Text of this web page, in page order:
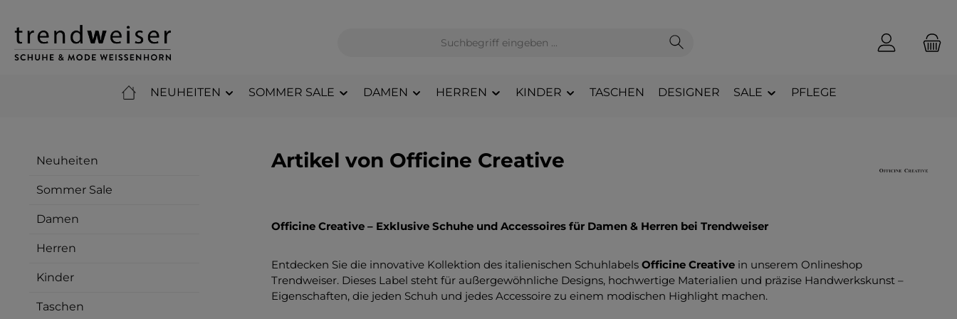
NEUHEITEN SOMMER SALE DAMEN HERREN KINDER TASCHEN DESIGNER SALE PFLEGE
Neuheiten
Sommer Sale
Damen
Herren
Kinder
Taschen
Artikel von Officine Creative
Officine Creative – Exklusive Schuhe und Accessoires für Damen & Herren bei Trendweiser
Entdecken Sie die innovative Kollektion des italienischen Schuhlabels Officine Creative in unserem Onlineshop
Trendweiser. Dieses Label steht für außergewöhnliche Designs, hochwertige Materialien und präzise Handwerkskunst –
Eigenschaften, die jeden Schuh und jedes Accessoire zu einem modischen Highlight machen.